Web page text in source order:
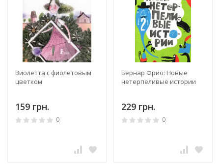
Виолетта с фиолетовым
цветком
159 грн.
0
Бернар Фрио: Новые
нетерпеливые истории
229 грн.
0